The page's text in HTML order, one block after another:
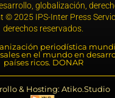
globalización,
© 2025 IPS-Inter Press
derechos reservados.
periodística
en el mundo en
países ricos. DONAR
& Hosting: Atiko.Studio